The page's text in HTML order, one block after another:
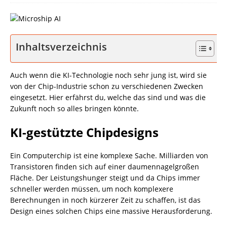
Inhaltsverzeichnis
Auch wenn die KI-Technologie noch sehr jung ist, wird sie
von der Chip-Industrie schon zu verschiedenen Zwecken
eingesetzt. Hier erfährst du, welche das sind und was die
Zukunft noch so alles bringen könnte.
KI-gestützte Chipdesigns
Ein Computerchip ist eine komplexe Sache. Milliarden von
Transistoren finden sich auf einer daumennagelgroßen
Fläche. Der Leistungshunger steigt und da Chips immer
schneller werden müssen, um noch komplexere
Berechnungen in noch kürzerer Zeit zu schaffen, ist das
Design eines solchen Chips eine massive Herausforderung.